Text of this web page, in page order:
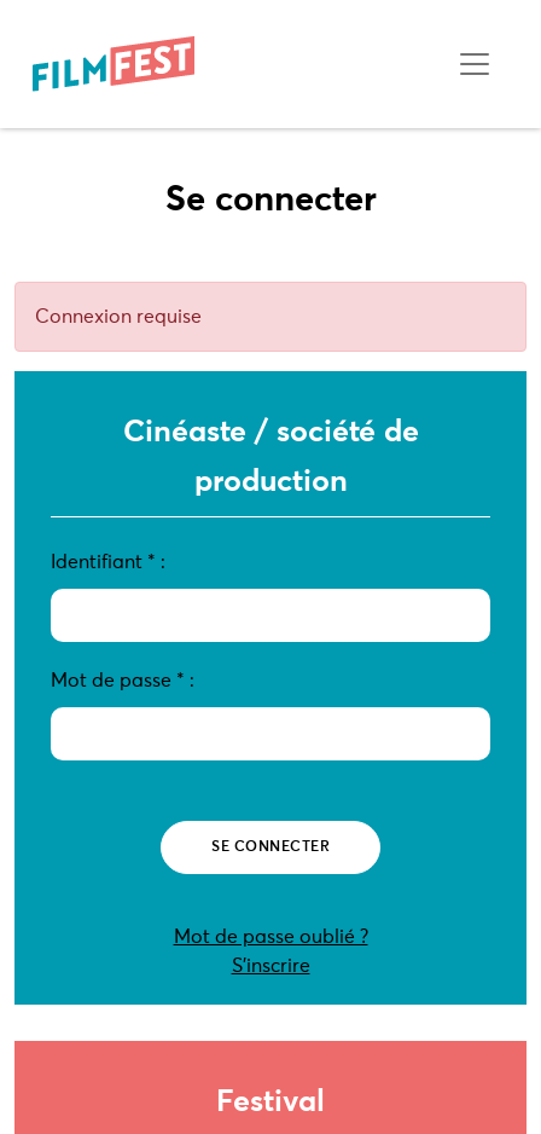
Se connecter
Connexion requise
Cinéaste / société de
production
Identifiant * :
Mot de passe * :
Mot de passe oublié ?
S’inscrire
Festival